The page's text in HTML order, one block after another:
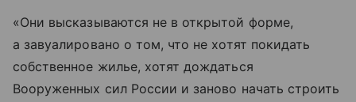
«Они высказываются не в открытой форме,
а завуалировано о том, что не хотят покидать
собственное жилье, хотят дождаться
Вооруженных сил России и заново начать строить